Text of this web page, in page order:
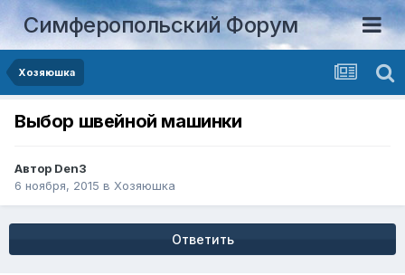
Симферопольский Форум
Хозяюшка
Выбор швейной машинки
Автор Den3
6 ноября, 2015 в Хозяюшка
Ответить